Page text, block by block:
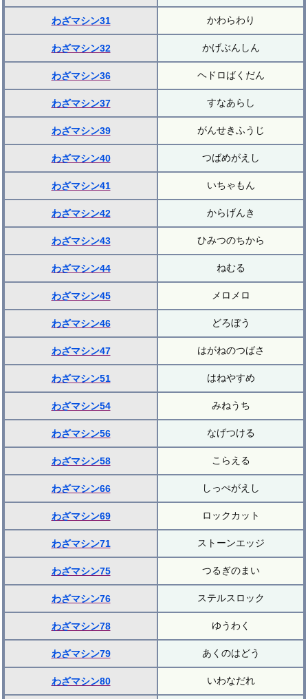
わざマシン31 かわらわり
わざマシン32 かげぶんしん
わざマシン36 ヘドロばくだん
わざマシン37 すなあらし
わざマシン39 がんせきふうじ
わざマシン40 つばめがえし
わざマシン41 いちゃもん
わざマシン42 からげんき
わざマシン43 ひみつのちから
わざマシン44 ねむる
わざマシン45 メロメロ
わざマシン46 どろぼう
わざマシン47 はがねのつばさ
わざマシン51 はねやすめ
わざマシン54 みねうち
わざマシン56 なげつける
わざマシン58 こらえる
わざマシン66 しっぺがえし
わざマシン69 ロックカット
わざマシン71 ストーンエッジ
わざマシン75 つるぎのまい
わざマシン76 ステルスロック
わざマシン78 ゆうわく
わざマシン79 あくのはどう
わざマシン80 いわなだれ